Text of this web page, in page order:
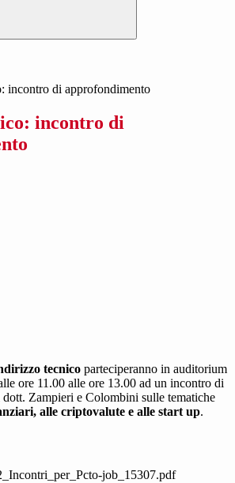
incontro di approfondimento
incontro di
tecnico parteciperanno in auditorium
ore 11.00 alle ore 13.00 ad un incontro di
Zampieri e Colombini sulle tematiche
alle criptovalute e alle start up.
job_15307.pdf